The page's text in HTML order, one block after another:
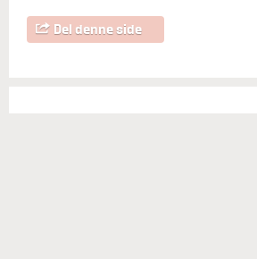
Del denne side